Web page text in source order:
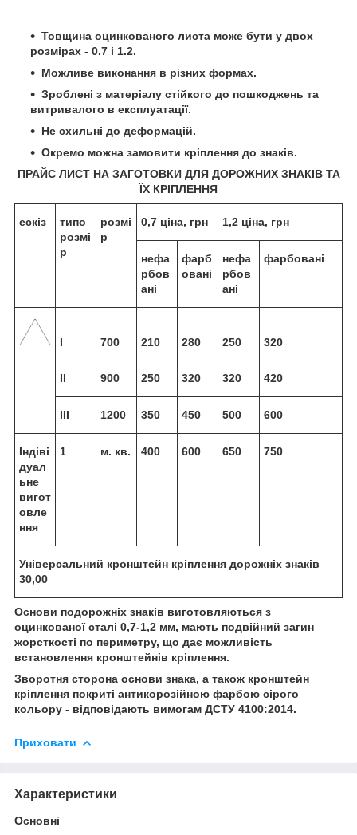
Товщина оцинкованого листа може бути у двох
розмірах - 0.7 і 1.2.
Можливе виконання в різних формах.
Зроблені з матеріалу стійкого до пошкоджень та
витривалого в експлуатації.
Не схильні до деформацій.
Окремо можна замовити кріплення до знаків.
ПРАЙС ЛИСТ НА ЗАГОТОВКИ ДЛЯ ДОРОЖНИХ ЗНАКІВ ТА
ЇХ КРІПЛЕННЯ
ескіз
типо
розмі
р
розмі
р
0,7 ціна, грн 1,2 ціна, грн
нефа
рбов
ані
фарб
овані
нефа
рбов
ані
фарбовані
І 700 210 280 250 320
ІІ 900 250 320 320 420
ІІІ 1200 350 450 500 600
Індіві
дуал
ьне
вигот
овле
ння
1 м. кв. 400 600 650 750
Універсальний кронштейн кріплення дорожніх знаків
30,00
Основи подорожніх знаків виготовляються з
оцинкованої сталі 0,7-1,2 мм, мають подвійний загин
жорсткості по периметру, що дає можливість
встановлення кронштейнів кріплення.
Зворотня сторона основи знака, а також кронштейн
кріплення покриті антикорозійною фарбою сірого
кольору - відповідають вимогам ДСТУ 4100:2014.
Приховати
Характеристики
Основні